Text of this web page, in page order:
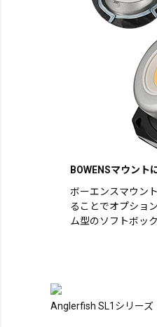
BOWENSマウント
ボーエンスマウン
ることでオプショ
ム型のソフトボッ
Anglerfish SL1シリーズ